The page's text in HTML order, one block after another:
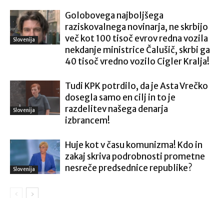
Slovenija
Golobovega najboljšega
raziskovalnega novinarja, ne skrbijo
več kot 100 tisoč evrov redna vozila
nekdanje ministrice Čalušič, skrbi ga
40 tisoč vredno vozilo Cigler Kralja!
Slovenija
Tudi KPK potrdilo, da je Asta Vrečko
dosegla samo en cilj in to je
razdelitev našega denarja
izbrancem!
Slovenija
Huje kot v času komunizma! Kdo in
zakaj skriva podrobnosti prometne
nesreče predsednice republike?